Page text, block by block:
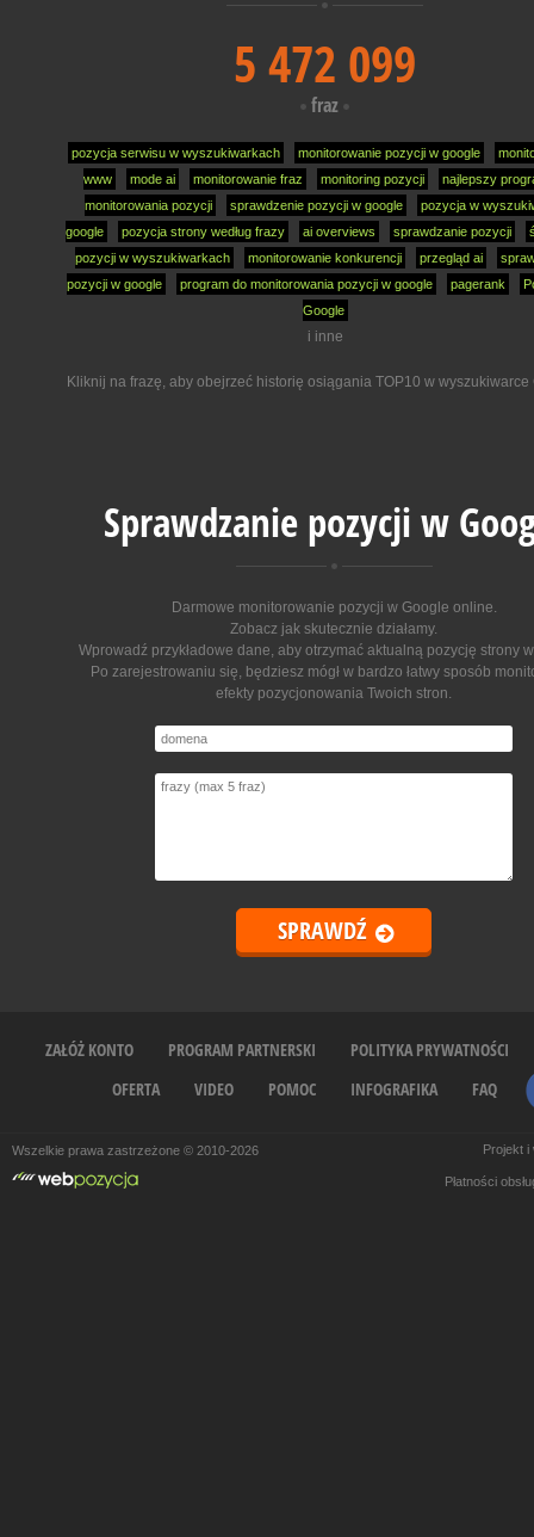
5 472 099
fraz
pozycja serwisu w wyszukiwarkach monitorowanie pozycji w google
www
mode ai monitorowanie fraz monitoring pozycji
najlepszy
monitorowania pozycji
sprawdzenie pozycji w google
pozycja w
google
pozycja strony według frazy ai overviews sprawdzanie pozycji
pozycji w wyszukiwarkach
monitorowanie konkurencji przegląd ai
pozycji w google
program do monitorowania pozycji w google pagerank
Google
i inne
Kliknij na frazę, aby obejrzeć historię osiągania TOP10 w wyszukiwarce
Sprawdzanie pozycji w
Darmowe monitorowanie pozycji w Google online.
Zobacz jak skutecznie działamy.
Wprowadź przykładowe dane, aby otrzymać aktualną pozycję strony
Po zarejestrowaniu się, będziesz mógł w bardzo łatwy sposób
efekty pozycjonowania Twoich stron.
ZAŁÓŻ KONTO PROGRAM PARTNERSKI
POLITYKA PRYWATNOŚCI
OFERTA
VIDEO POMOC INFOGRAFIKA FAQ
Wszelkie prawa zastrzeżone © 2010-2026 Projekt
Płatności